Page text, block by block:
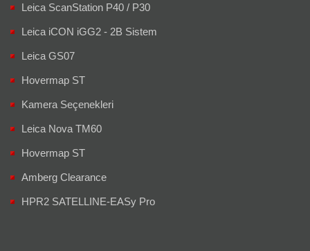
Leica ScanStation P40 / P30
Leica iCON iGG2 - 2B Sistem
Leica GS07
Hovermap ST
Kamera Seçenekleri
Leica Nova TM60
Hovermap ST
Amberg Clearance
HPR2 SATELLINE-EASy Pro